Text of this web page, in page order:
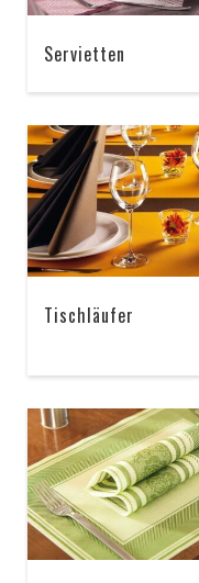
Servietten
Tischläufer